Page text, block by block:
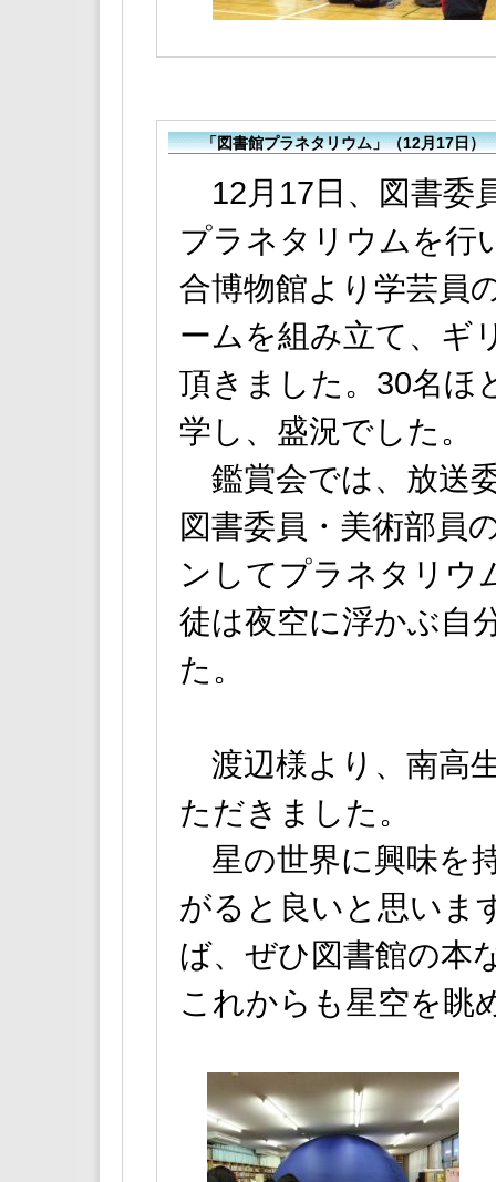
「図書館プラネタリウム」（12月17日）
12月17日、図書委
プラネタリウムを行
合博物館より学芸員
ームを組み立て、ギ
頂きました。30名ほ
学し、盛況でした。
鑑賞会では、放送
図書委員・美術部員
ンしてプラネタリウ
徒は夜空に浮かぶ自
た。
渡辺様より、南高
ただきました。
星の世界に興味を
がると良いと思いま
ば、ぜひ図書館の本
これからも星空を眺